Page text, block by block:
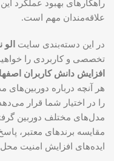
راهکارهای بهبود عملکرد
علاقه‌مندان مهم است.
در این دسته‌بندی سایت
تخصصی و کاربردی را
افزایش دانش کاربران
هر آنچه درباره دوربین‌های
را در اختیار شما قرار
مدل‌های مختلف دوربین
مقایسه برندهای معتبر،
ایده‌های افزایش امنیت